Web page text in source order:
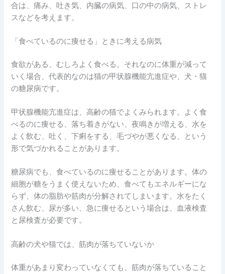
合は、痛み、吐き気、内臓の病気、口の中の病気、ストレ
スなどを考えます。
「食べているのに痩せる」ときに考える病気
食欲がある、むしろよく食べる。それなのに体重が減って
いく場合、代表的なのは猫の甲状腺機能亢進症や、犬・猫
の糖尿病です。
甲状腺機能亢進症は、高齢の猫でよくみられます。よく食
べるのに痩せる、落ち着きがない、夜鳴きが増える、水を
よく飲む、吐く、下痢をする、毛づやが悪くなる、という
形で気づかれることがあります。
糖尿病でも、食べているのに痩せることがあります。体の
細胞が糖をうまく使えないため、食べてもエネルギーにな
らず、体の脂肪や筋肉が分解されてしまいます。水をたく
さん飲む、尿が多い、急に痩せるという場合は、血液検査
と尿検査が必要です。
高齢の犬や猫では、筋肉が落ちていないか
体重があまり変わっていなくても、筋肉が落ちていること